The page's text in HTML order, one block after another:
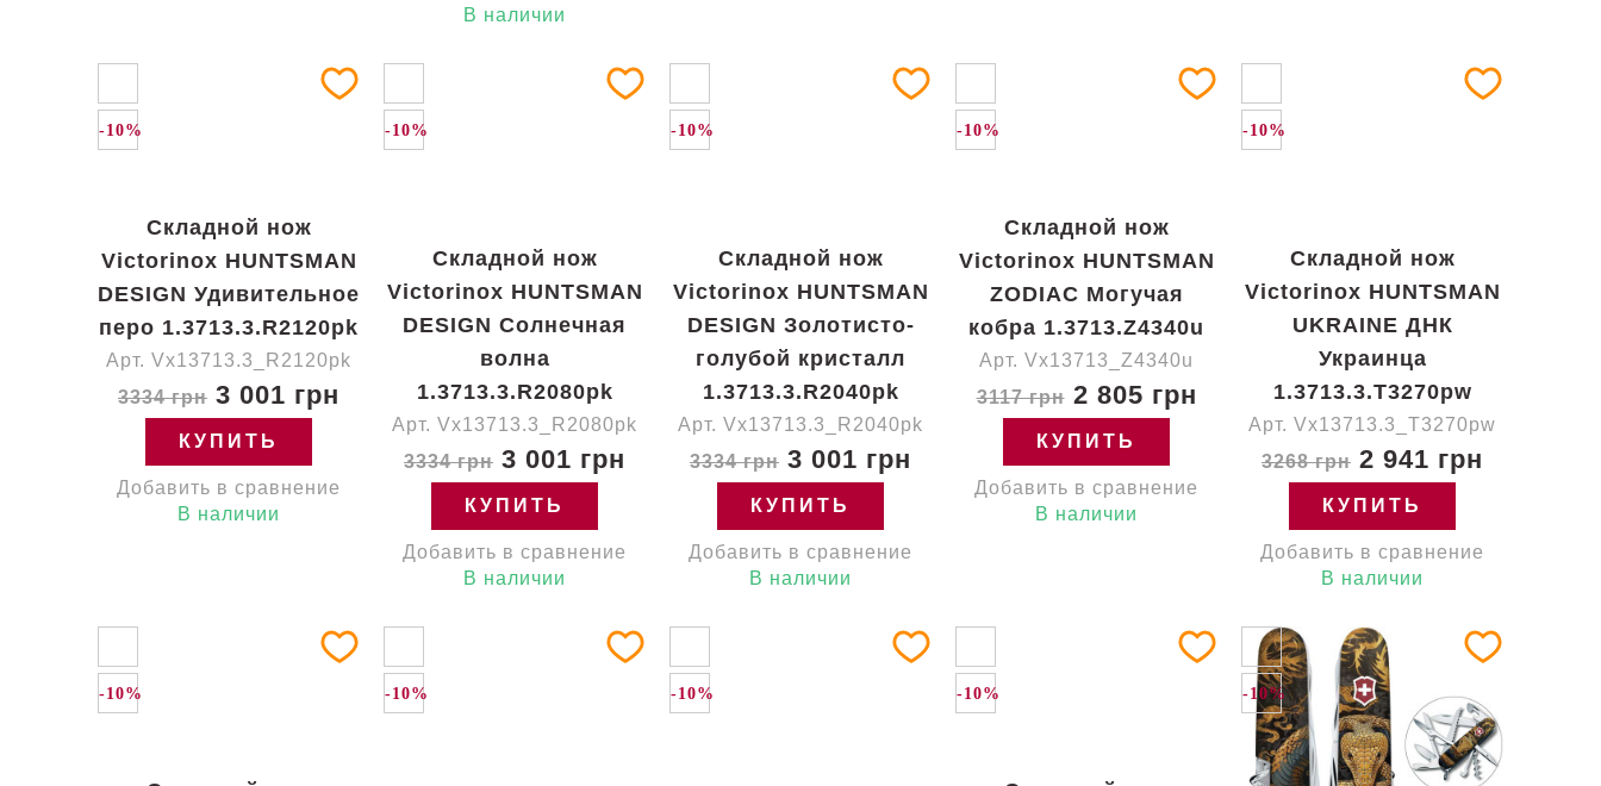
В наличии
-10%
Складной нож
Victorinox HUNTSMAN
DESIGN Удивительное
перо 1.3713.3.R2120pk
Арт. Vx13713.3_R2120pk
3334 грн 3 001 грн
КУПИТЬ
Добавить в сравнение
В наличии
-10%
Складной нож
Victorinox HUNTSMAN
DESIGN Солнечная
волна
1.3713.3.R2080pk
Арт. Vx13713.3_R2080pk
3334 грн 3 001 грн
КУПИТЬ
Добавить в сравнение
В наличии
-10%
Складной нож
Victorinox HUNTSMAN
DESIGN Золотисто-
голубой кристалл
1.3713.3.R2040pk
Арт. Vx13713.3_R2040pk
3334 грн 3 001 грн
КУПИТЬ
Добавить в сравнение
В наличии
-10%
Складной нож
Victorinox HUNTSMAN
ZODIAC Могучая
кобра 1.3713.Z4340u
Арт. Vx13713_Z4340u
3117 грн2 805 грн
КУПИТЬ
Добавить в сравнение
В наличии
-10%
Складной нож
Victorinox HUNTSMAN
UKRAINE ДНК
Украинца
1.3713.3.T3270pw
Арт. Vx13713.3_T3270pw
3268 грн 2 941 грн
КУПИТЬ
Добавить в сравнение
В наличии
-10% -10% -10% -10% -10%